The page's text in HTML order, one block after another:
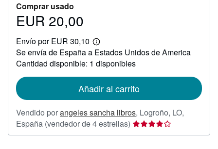
Comprar usado
Precio
20,00
EUR 20,00
Envío por EUR 30,10
Más
información
sobre
las
envío
Se envía de España a Estados Unidos de America
Cantidad disponible: 1 disponibles
Añadir al carrito
Vendido porangeles sancha libros, Logroño, LO,
España (vendedor de 4 estrellas) Calificación
del